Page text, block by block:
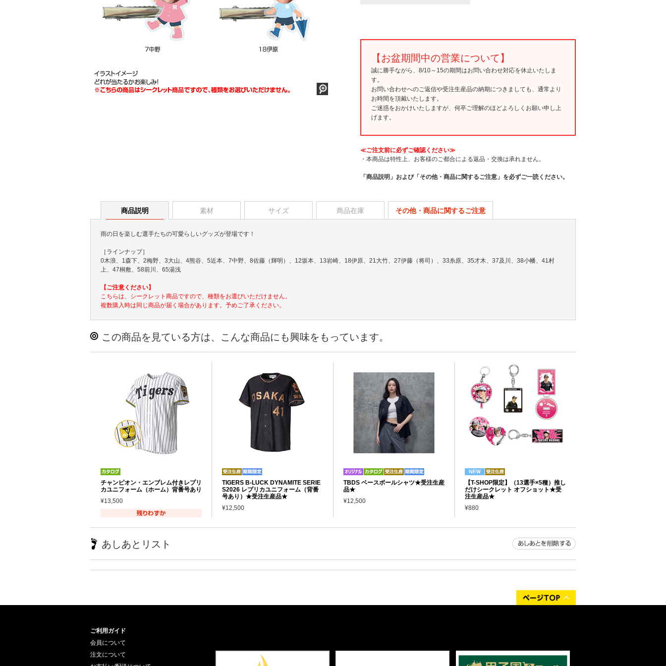
【お盆期間中の営業について】
誠に勝手ながら、8/10～15の期間はお問い合わせ対応を休止いたしま
す。
お問い合わせへのご返信や受注生産品の納期につきましても、通常より
お時間を頂戴いたします。
ご迷惑をおかけいたしますが、何卒ご理解のほどよろしくお願い申し上
げます。
≪ご注文前に必ずご確認ください≫
・本商品は特性上、お客様のご都合による返品・交換は承れません。
「商品説明」および「その他・商品に関するご注意」を必ずご一読ください。
商品説明 素材 サイズ 商品在庫 その他・商品に関するご注意
雨の日を楽しむ選手たちの可愛らしいグッズが登場です！
［ラインナップ］
0木浪、1森下、2梅野、3大山、4熊谷、5近本、7中野、8佐藤（輝明）、12坂本、13岩崎、18伊原、21大竹、27伊藤（将司）、33糸原、35才木、37及川、38小幡、41村
上、47桐敷、58前川、65湯浅
【ご注意ください】
こちらは、シークレット商品ですので、種類をお選びいただけません。
複数購入時は同じ商品が届く場合があります。予めご了承ください。
この商品を見ている方は、こんな商品にも興味をもっています。
チャンピオン・エンブレム付きレプリ
カユニフォーム（ホーム）背番号あり
¥13,500
TIGERS B-LUCK DYNAMITE SERIE
S2026 レプリカユニフォーム（背番
号あり）★受注生産品★
¥12,500
TBDS ベースボールシャツ★受注生産
品★
¥12,500
【T-SHOP限定】（13選手×5種）推し
だけシークレット オフショット★受
注生産品★
¥880
あしあとリスト
ご利用ガイド
会員について
注文について